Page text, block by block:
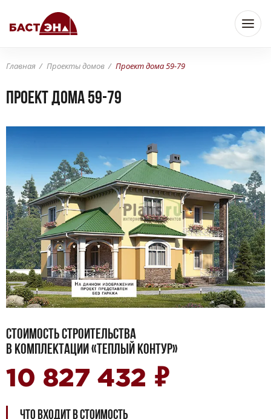
Главная Проекты домов Проект дома 59-79
Проект дома 59-79
СТОИМОСТЬ СТРОИТЕЛЬСТВА
В КОМПЛЕКТАЦИИ «ТЕПЛЫЙ КОНТУР»
10 827 432 ₽
ЧТО ВХОДИТ В СТОИМОСТЬ